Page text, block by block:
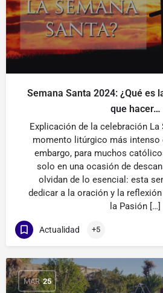
Semana Santa 2024: ¿Qué es
que hacer…
Explicación de la celebración La
momento litúrgico más intenso
embargo, para muchos
solo en una ocasión de
olvidan de lo esencial: esta
dedicar a la oración y la
la Pasión […]
Actualidad +5
MAR 25